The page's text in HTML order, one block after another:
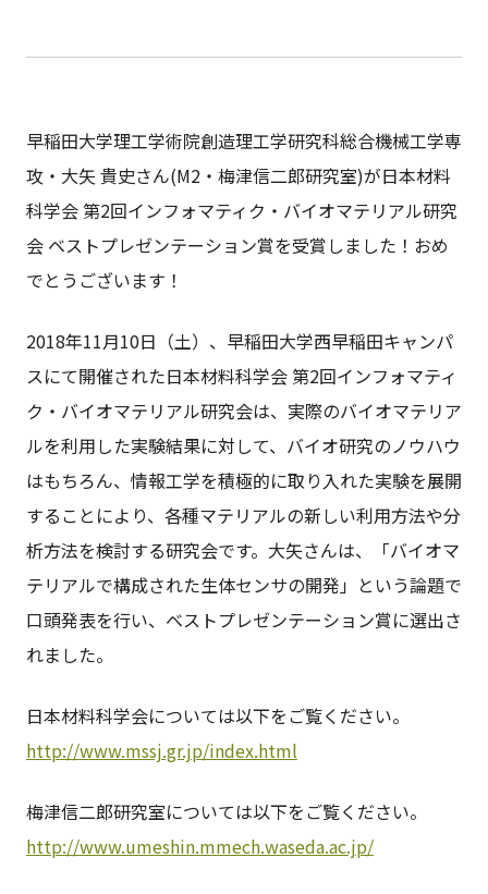
早稲田大学理工学術院創造理工学研究科総合機械工学専
攻・大矢 貴史さん(M2・梅津信二郎研究室)が日本材料
科学会 第2回インフォマティク・バイオマテリアル研究
会 ベストプレゼンテーション賞を受賞しました！おめ
でとうございます！
2018年11月10日（土）、早稲田大学西早稲田キャンパ
スにて開催された日本材料科学会 第2回インフォマティ
ク・バイオマテリアル研究会は、実際のバイオマテリア
ルを利用した実験結果に対して、バイオ研究のノウハウ
はもちろん、情報工学を積極的に取り入れた実験を展開
することにより、各種マテリアルの新しい利用方法や分
析方法を検討する研究会です。大矢さんは、「バイオマ
テリアルで構成された生体センサの開発」という論題で
口頭発表を行い、ベストプレゼンテーション賞に選出さ
れました。
日本材料科学会については以下をご覧ください。
http://www.mssj.gr.jp/index.html
梅津信二郎研究室については以下をご覧ください。
http://www.umeshin.mmech.waseda.ac.jp/